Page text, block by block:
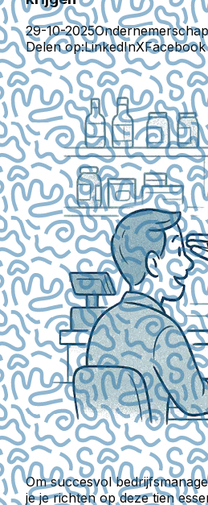
29-10-2025Ondernemerschap
Delen op:LinkedInXFacebook
Om succesvol
je je richten op deze tien